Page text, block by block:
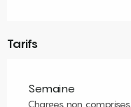
Tarifs
Semaine
Charges non comprises